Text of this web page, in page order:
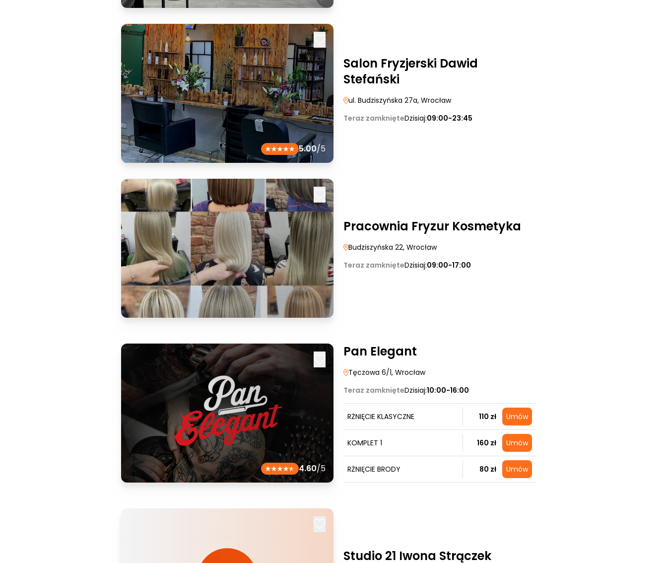
5.00/5
Salon Fryzjerski Dawid
Stefański
ul. Budziszyńska 27a, Wrocław
Teraz zamknięteDzisiaj:09:00-23:45
Pracownia Fryzur Kosmetyka
Budziszyńska 22, Wrocław
Teraz zamknięteDzisiaj:09:00-17:00
4.60/5
Pan Elegant
Tęczowa 6/1, Wrocław
Teraz zamknięteDzisiaj:10:00-16:00
RŻNIĘCIE KLASYCZNE 110 zł Umów
KOMPLET 1 160 zł Umów
RŻNIĘCIE BRODY 80 zł Umów
Studio 21 Iwona Strączek